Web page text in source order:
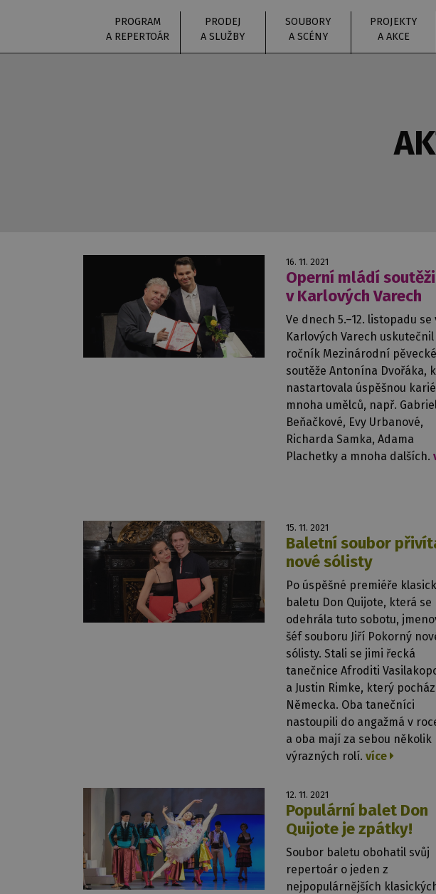
PROGRAM
A REPERTOÁR
PRODEJ
A SLUŽBY
SOUBORY
A SCÉNY
PROJEKTY
A AKCE
16. 11. 2021
Operní mládí
v Karlových Varech
Ve dnech 5.–12. listopadu se
Karlových Varech uskutečnil
ročník Mezinárodní pěvecké
soutěže Antonína Dvořáka,
nastartovala úspěšnou
mnoha umělců, např.
Beňačkové, Evy Urbanové,
Richarda Samka, Adama
Plachetky a mnoha dalších.
15. 11. 2021
Baletní soubor
nové sólisty
Po úspěšné premiéře
baletu Don Quijote, která se
odehrála tuto sobotu,
šéf souboru Jiří Pokorný
sólisty. Stali se jimi řecká
tanečnice Afroditi
a Justin Rimke, který
Německa. Oba tanečníci
nastoupili do angažmá v
a oba mají za sebou několik
výrazných rolí. více
12. 11. 2021
Populární balet Don
Quijote je zpátky!
Soubor baletu obohatil svůj
repertoár o jeden z
nejpopulárnějších